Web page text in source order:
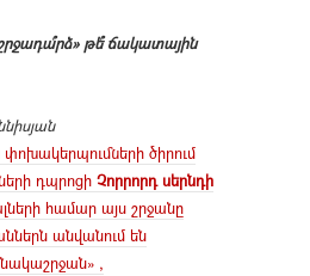
թե՞ ճակատային
ծիրում
դպրոցի Չորրորդ սերնդի
համար այս շրջանը
անվանում են
,